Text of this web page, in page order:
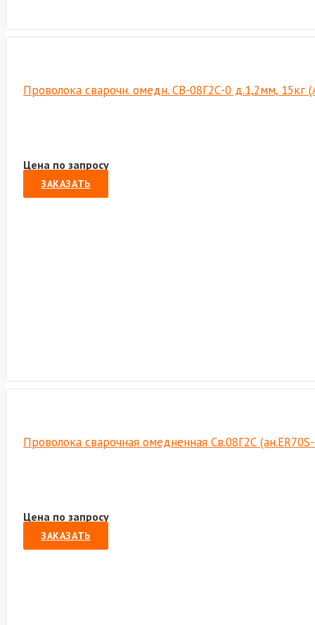
Проволока сварочн. омедн. СВ-08Г2С-0 д.1,2мм, 15кг
Цена по запросу
ЗАКАЗАТЬ
Проволока сварочная омедненная Св.08Г2С
Цена по запросу
ЗАКАЗАТЬ